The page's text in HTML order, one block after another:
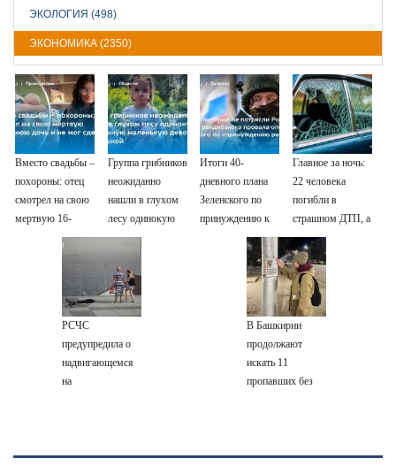
ЭКОЛОГИЯ (498)
ЭКОНОМИКА (2350)
Вместо свадьбы –
похороны: отец
смотрел на свою
мертвую 16-
летнюю дочь и не
мог сдержать
Группа грибников
неожиданно
нашли в глухом
лесу одинокую
испуганную
девочку с
игрушкой
Итоги 40-
дневного плана
Зеленского по
принуждению к
ответила Россия,
полный разбор
провала операции
Украины от
военкора Коца
Главное за ночь:
22 человека
погибли в
страшном ДТП, а
россияне
жалуются на
отдых в Турции
РСЧС
предупредила о
надвигающемся
на
В Башкирии
продолжают
искать 11
пропавших без